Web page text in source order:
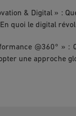
& Digital » :
quoi le digital
@360° » :
une approche